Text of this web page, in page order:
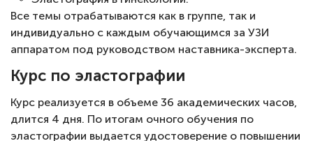
Все темы отрабатываются как в группе, так и
индивидуально с каждым обучающимся за УЗИ
аппаратом под руководством наставника-эксперта.
Курс по эластографии
Курс реализуется в объеме 36 академических часов,
длится 4 дня. По итогам очного обучения по
эластографии выдается удостоверение о повышении